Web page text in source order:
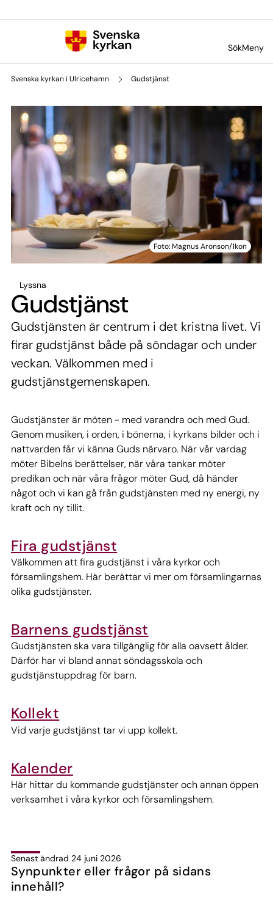
SökMeny
Svenska kyrkan i Ulricehamn Gudstjänst
Lyssna
Gudstjänst
Gudstjänsten är centrum i det kristna livet. Vi
firar gudstjänst både på söndagar och under
veckan. Välkommen med i
gudstjänstgemenskapen.
Gudstjänster är möten - med varandra och med Gud.
Genom musiken, i orden, i bönerna, i kyrkans bilder och i
nattvarden får vi känna Guds närvaro. När vår vardag
möter Bibelns berättelser, när våra tankar möter
predikan och när våra frågor möter Gud, då händer
något och vi kan gå från gudstjänsten med ny energi, ny
kraft och ny tillit.
Fira gudstjänst
Välkommen att fira gudstjänst i våra kyrkor och
församlingshem. Här berättar vi mer om församlingarnas
olika gudstjänster.
Barnens gudstjänst
Gudstjänsten ska vara tillgänglig för alla oavsett ålder.
Därför har vi bland annat söndagsskola och
gudstjänstuppdrag för barn.
Kollekt
Vid varje gudstjänst tar vi upp kollekt.
Kalender
Här hittar du kommande gudstjänster och annan öppen
verksamhet i våra kyrkor och församlingshem.
Senast ändrad 24 juni 2026
Synpunkter eller frågor på sidans
innehåll?